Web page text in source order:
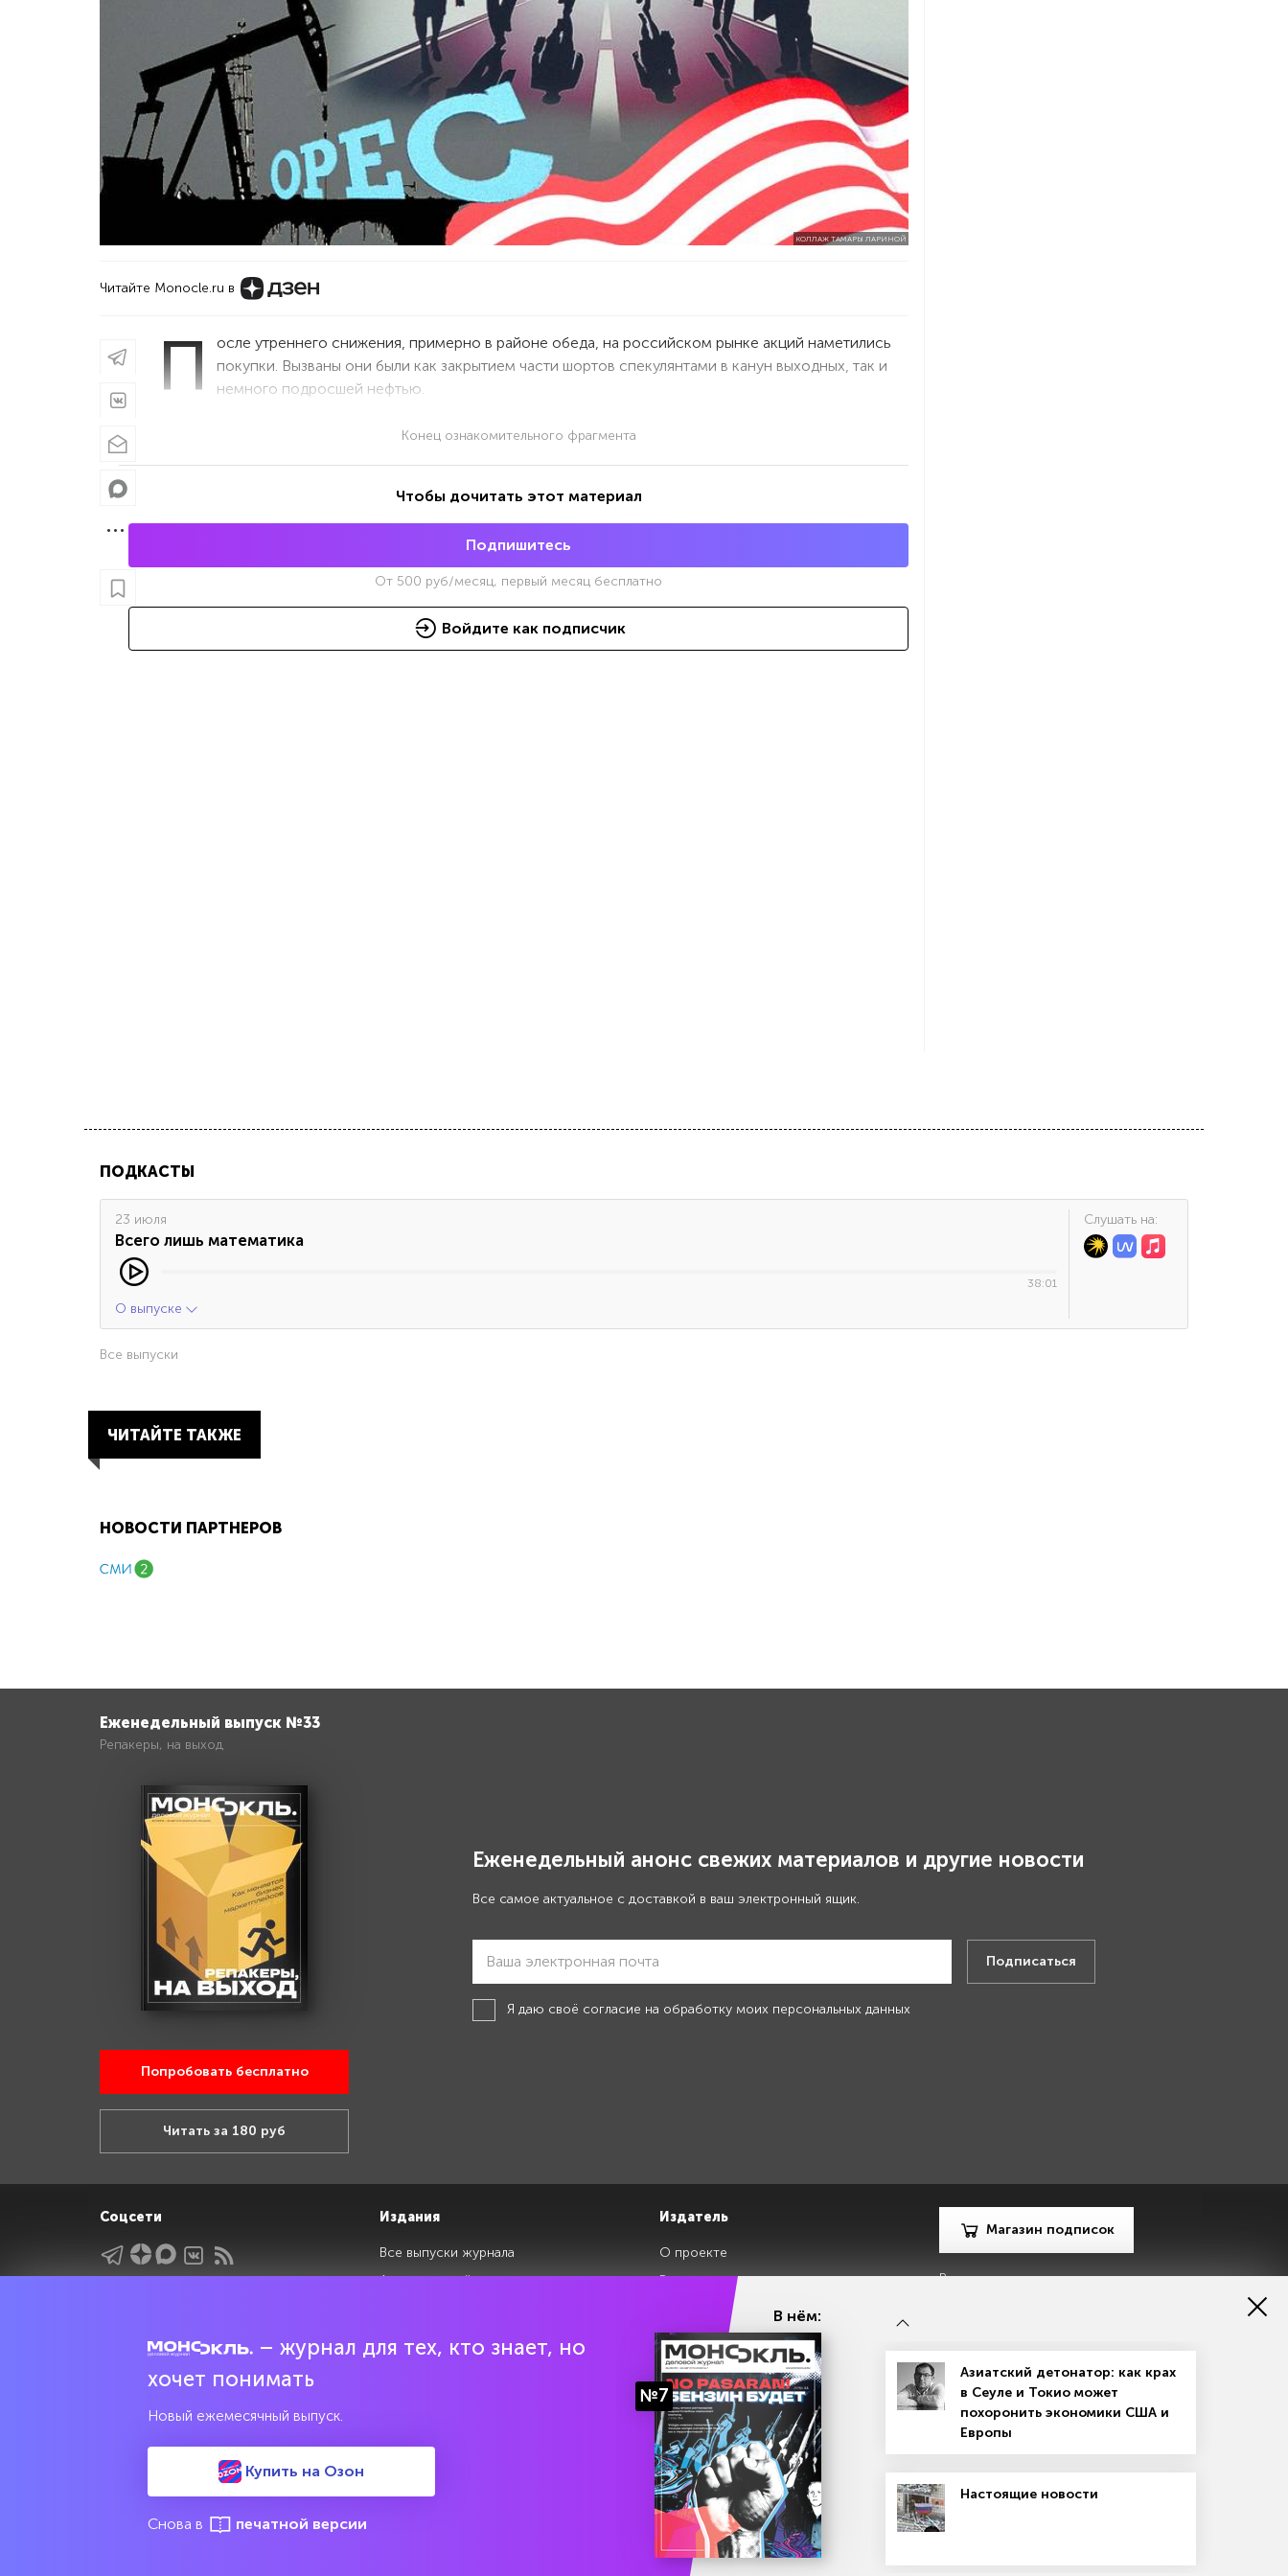
КОЛЛАЖ ТАМАРЫ ЛАРИНОЙ
Читайте Monocle.ru в
П
осле утреннего снижения, примерно в районе обеда, на российском рынке акций наметились
покупки. Вызваны они были как закрытием части шортов спекулянтами в канун выходных, так и
немного подросшей нефтью.
Конец ознакомительного фрагмента
Чтобы дочитать этот материал
Подпишитесь
От 500 руб/месяц, первый месяц бесплатно
Войдите как подписчик
ПОДКАСТЫ
23 июля
Всего лишь математика
38:01
О выпуске
Cлушать на:
Все выпуски
ЧИТАЙТЕ ТАКЖЕ
НОВОСТИ ПАРТНЕРОВ
Еженедельный выпуск №33
Репакеры, на выход
Попробовать бесплатно
Читать за 180 руб
Еженедельный анонс свежих материалов и другие новости
Все самое актуальное с доставкой в ваш электронный ящик.
Подписаться
Я даю своё согласие на обработку моих персональных данных
Соцсети
Интервью
Издания
Все выпуски журнала
Архив изданий
Издатель
О проекте
Редакция
Контакты
Магазин подписок
Рекламодателям
Свидетельство о регистрации средства массовой информации Эл № ФС77-87108 от 26 марта 2024 г. Выдано Федеральной службой по надзору в сфере массовых коммуникаций, связи и охраны
культурного наследия
© 2017—2026 АНО «Творческий коллектив Эксперт» Политика конфиденциальности Условия использования материалов
– журнал для тех, кто знает, но
хочет понимать
Новый ежемесячный выпуск.
Купить на Озон
Снова в печатной версии
В нём:
№7
Азиатский детонатор: как крах
в Сеуле и Токио может
похоронить экономики США и
Европы
Настоящие новости